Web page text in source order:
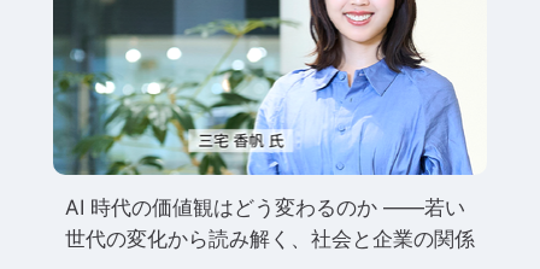
AI 時代の価値観はどう変わるのか ――若い
世代の変化から読み解く、社会と企業の関係